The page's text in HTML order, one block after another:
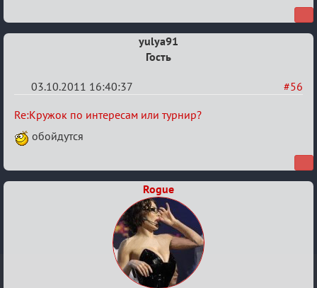
yulya91
Гость
#56
03.10.2011 16:40:37
Re:
Кружок
интересам
Re:Кружок по интересам или турнир?
обойдутся
Rogue